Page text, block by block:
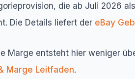
die ab Juli 2026
Die Details liefert der eBay
Marge entsteht hier weniger
Marge Leitfaden.